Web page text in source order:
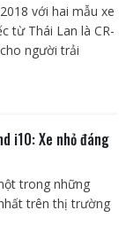
với hai mẫu xe
từ Thái Lan là CR-
người trải
i10: Xe nhỏ đáng
trong những
trên thị trường